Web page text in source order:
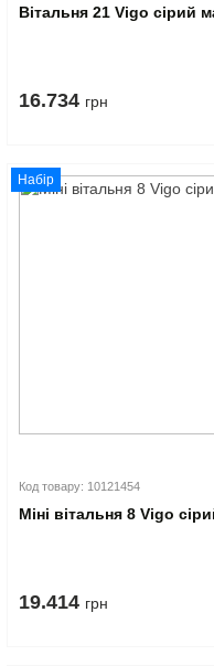
Вітальня 21 Vigo сірий
16.734 грн
Набір
Код товару: 10121454
Міні вітальня 8 Vigo
19.414 грн